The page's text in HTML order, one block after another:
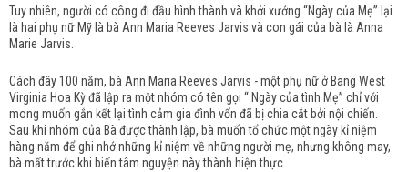
Tuy nhiên, người có công đi đầu hình thành và khởi xướng “Ngày của Mẹ” lại
là hai phụ nữ Mỹ là bà Ann Maria Reeves Jarvis và con gái của bà là Anna
Marie Jarvis.
Cách đây 100 năm, bà Ann Maria Reeves Jarvis - một phụ nữ ở Bang West
Virginia Hoa Kỳ đã lập ra một nhóm có tên gọi “ Ngày của tình Mẹ” chỉ với
mong muốn gắn kết lại tình cảm gia đình vốn đã bị chia cắt bởi nội chiến.
Sau khi nhóm của Bà được thành lập, bà muốn tổ chức một ngày kỉ niệm
hàng năm để ghi nhớ những kỉ niệm về những người mẹ, nhưng không may,
bà mất trước khi biến tâm nguyện này thành hiện thực.